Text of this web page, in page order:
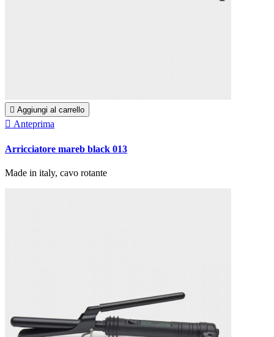
 Aggiungi al carrello
 Anteprima
Arricciatore mareb black 013
Made in italy, cavo rotante